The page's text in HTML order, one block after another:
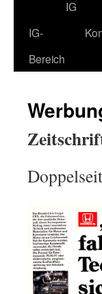
IG
IG-
Bereich